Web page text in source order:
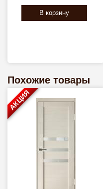
В корзину
Похожие товары
АКЦИЯ